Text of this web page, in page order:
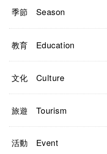
季節 Season
教育 Education
文化 Culture
旅遊 Tourism
活動 Event